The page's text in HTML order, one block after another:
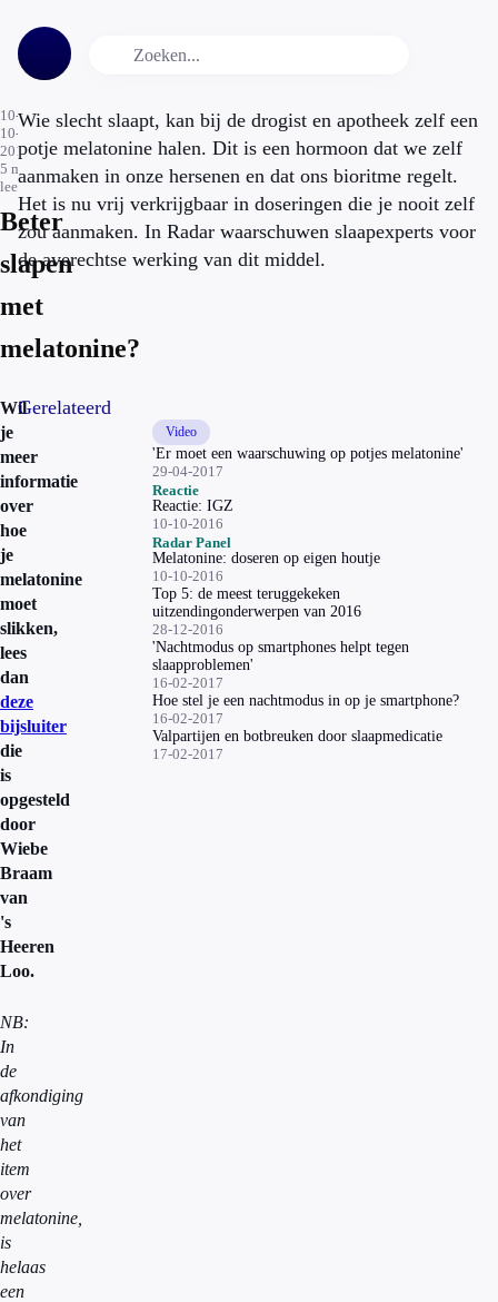
10-
10-
2016
5 min.
leestijd
Beter
slapen
met
melatonine?
Wie slecht slaapt, kan bij de drogist en apotheek zelf een
potje melatonine halen. Dit is een hormoon dat we zelf
aanmaken in onze hersenen en dat ons bioritme regelt.
Het is nu vrij verkrijgbaar in doseringen die je nooit zelf
zou aanmaken. In Radar waarschuwen slaapexperts voor
de averechtse werking van dit middel.
Wil
je
meer
informatie
over
hoe
je
melatonine
moet
slikken,
lees
dan
deze
bijsluiter
die
is
opgesteld
door
Wiebe
Braam
van
's
Heeren
Loo.
NB:
In
de
afkondiging
van
het
item
over
melatonine,
is
helaas
een
Gerelateerd
Video
'Er moet een waarschuwing op potjes melatonine'
29-04-2017
Reactie
Reactie: IGZ
10-10-2016
Radar Panel
Melatonine: doseren op eigen houtje
10-10-2016
Top 5: de meest teruggekeken
uitzendingonderwerpen van 2016
28-12-2016
'Nachtmodus op smartphones helpt tegen
slaapproblemen'
16-02-2017
Hoe stel je een nachtmodus in op je smartphone?
16-02-2017
Valpartijen en botbreuken door slaapmedicatie
17-02-2017